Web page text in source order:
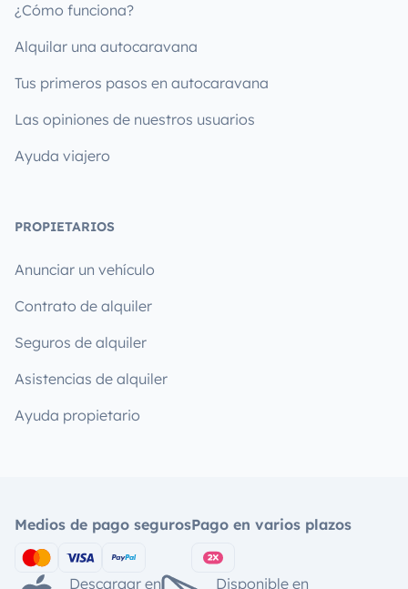
¿Cómo funciona?
Alquilar una autocaravana
Tus primeros pasos en autocaravana
Las opiniones de nuestros usuarios
Ayuda viajero
PROPIETARIOS
Anunciar un vehículo
Contrato de alquiler
Seguros de alquiler
Asistencias de alquiler
Ayuda propietario
Medios de pago segurosPago en varios plazos
Descargar en Disponible en